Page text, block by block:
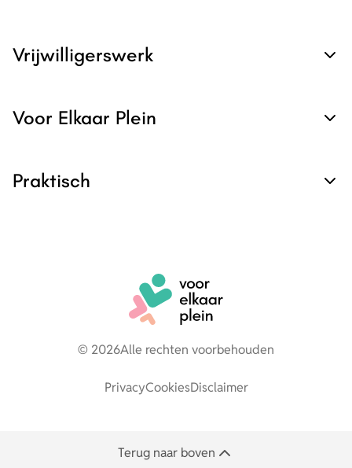
Vrijwilligerswerk
Voor Elkaar Plein
Praktisch
© 2026Alle rechten voorbehouden
PrivacyCookiesDisclaimer
Terug naar boven